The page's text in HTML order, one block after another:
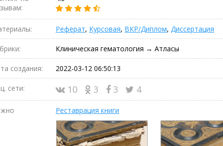
Реферат, Курсовая, ВКР/Диплом, Диссертация
Клиническая гематология → Атласы
создания: 2022-03-12 06:50:13
сети: 10 3 3 4
Реставрация книги